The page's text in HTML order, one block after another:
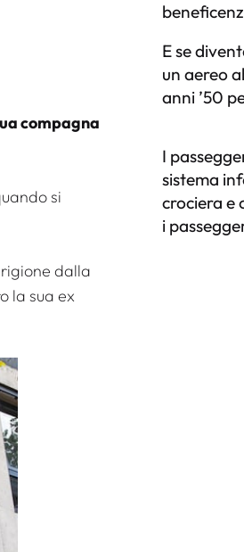
compagna
si
dalla
la sua ex
E se
un aereo
anni ’50
I
sistema
crociera e
i